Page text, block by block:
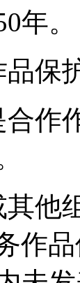
年。
品保
合作
其他
作